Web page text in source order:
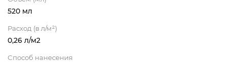
520 мл
Расход (в л/м²)
0,26 л/м2
Способ нанесения